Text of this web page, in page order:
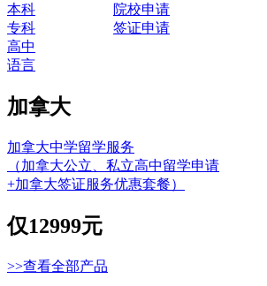
本科
院校申请
专科
签证申请
高中
语言
加拿大
加拿大中学留学服务
（加拿大公立、私立高中留学申请
+加拿大签证服务优惠套餐）
仅12999元
>>查看全部产品